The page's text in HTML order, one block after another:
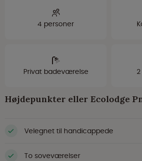
4 personer
Privat badeværelse
Højdepunkter eller Ecolodge
Velegnet til handicappede
To soveværelser